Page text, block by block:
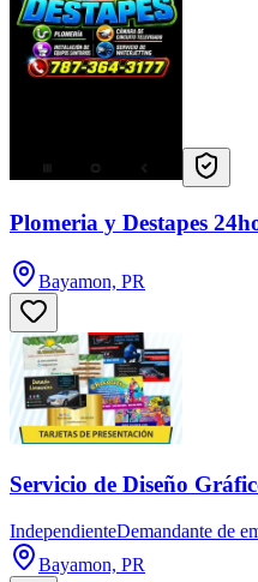
Plomeria y Destapes
Bayamon, PR
Servicio de Diseño
IndependienteDemandante de
Bayamon, PR